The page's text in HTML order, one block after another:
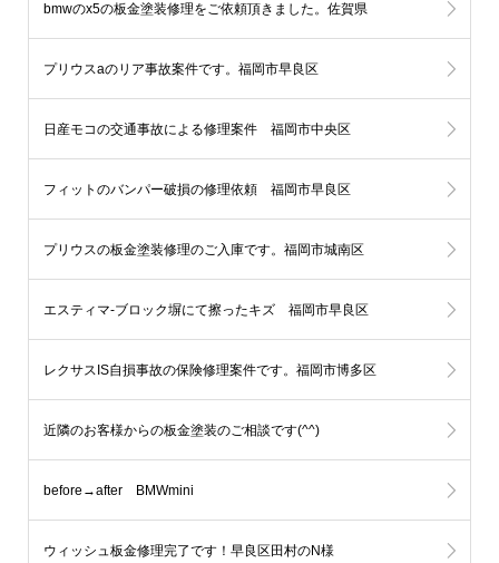
bmwのx5の板金塗装修理をご依頼頂きました。佐賀県
プリウスaのリア事故案件です。福岡市早良区
日産モコの交通事故による修理案件 福岡市中央区
フィットのバンパー破損の修理依頼 福岡市早良区
プリウスの板金塗装修理のご入庫です。福岡市城南区
エスティマ-ブロック塀にて擦ったキズ 福岡市早良区
レクサスIS自損事故の保険修理案件です。福岡市博多区
近隣のお客様からの板金塗装のご相談です(^^)
before→after BMWmini
ウィッシュ板金修理完了です！早良区田村のN様